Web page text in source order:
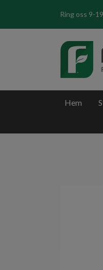
Ring oss 9-
Hem